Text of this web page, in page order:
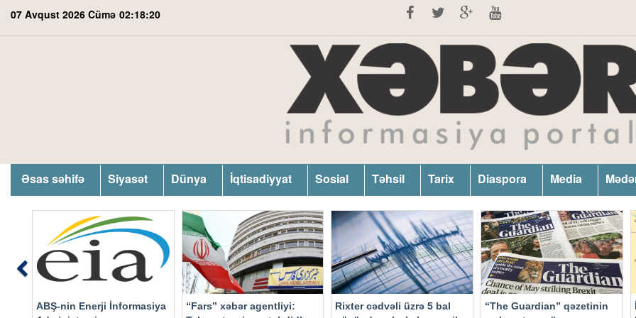
07 Avqust 2026 Cümə 02:18:21
Əsas səhifə Siyasət Dünya İqtisadiyyat Sosial Təhsil Tarix Diaspora Media
ABŞ-nin Enerji İnformasiya
“Fars” xəbər agentliyi:
Rixter cədvəli üzrə 5 bal
“The Guardian” qəzetinin
Previous